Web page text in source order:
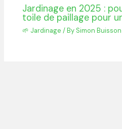
Jardinage en 2025 :
toile de paillage pour
🌱 Jardinage / By Simon Buisson